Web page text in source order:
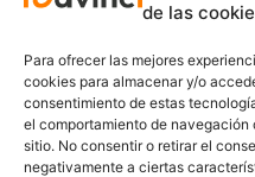
de las
Para ofrecer las mejores
cookies para almacenar y/o
consentimiento de estas
el comportamiento de
sitio. No consentir o retirar el
negativamente a ciertas
de patentes y
Si el proceso
solicitante,
sólo será